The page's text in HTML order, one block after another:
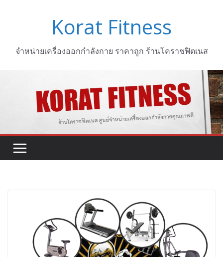
Korat Fitness
จำหน่ายเครื่องออกกำลังกาย ราคาถูก ร้านโคราชฟิตเนส